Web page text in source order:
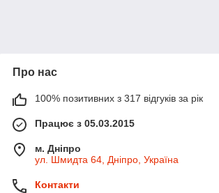
Про нас
100% позитивних з 317 відгуків за рік
Працює з 05.03.2015
м. Дніпро
ул. Шмидта 64, Дніпро, Україна
Контакти